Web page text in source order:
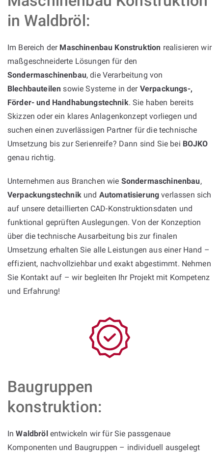
in Waldbröl:
Im Bereich der Maschinenbau Konstruktion realisieren wir
maßgeschneiderte Lösungen für den
Sondermaschinenbau, die Verarbeitung von
Blechbauteilen sowie Systeme in der Verpackungs-,
Förder- und Handhabungstechnik. Sie haben bereits
Skizzen oder ein klares Anlagenkonzept vorliegen und
suchen einen zuverlässigen Partner für die technische
Umsetzung bis zur Serienreife? Dann sind Sie bei BOJKO
genau richtig.
Unternehmen aus Branchen wie Sondermaschinenbau,
Verpackungstechnikund Automatisierung verlassen sich
auf unsere detaillierten CAD-Konstruktionsdaten und
funktional geprüften Auslegungen. Von der Konzeption
über die technische Ausarbeitung bis zur finalen
Umsetzung erhalten Sie alle Leistungen aus einer Hand –
effizient, nachvollziehbar und exakt abgestimmt. Nehmen
Sie Kontakt auf – wir begleiten Ihr Projekt mit Kompetenz
und Erfahrung!
Baugruppen
konstruktion:
InWaldbrölentwickeln wir für Sie passgenaue
Komponenten und Baugruppen – individuell ausgelegt